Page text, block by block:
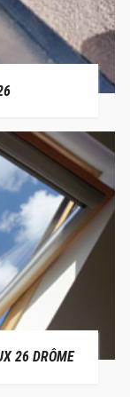
26 DRÔME